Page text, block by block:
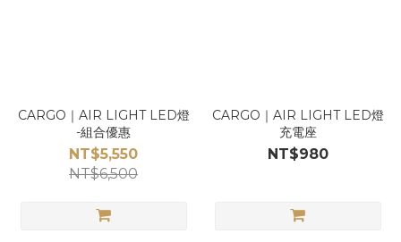
CARGO｜AIR LIGHT LED燈
-組合優惠
NT$5,550
NT$6,500
CARGO｜AIR LIGHT LED燈
充電座
NT$980